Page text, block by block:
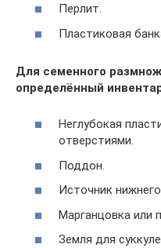
Перлит.
Пластиковая
Для семенного
определённый
Неглубокая
отверстиями.
Поддон.
Источник
Марганцовка или
Земля для